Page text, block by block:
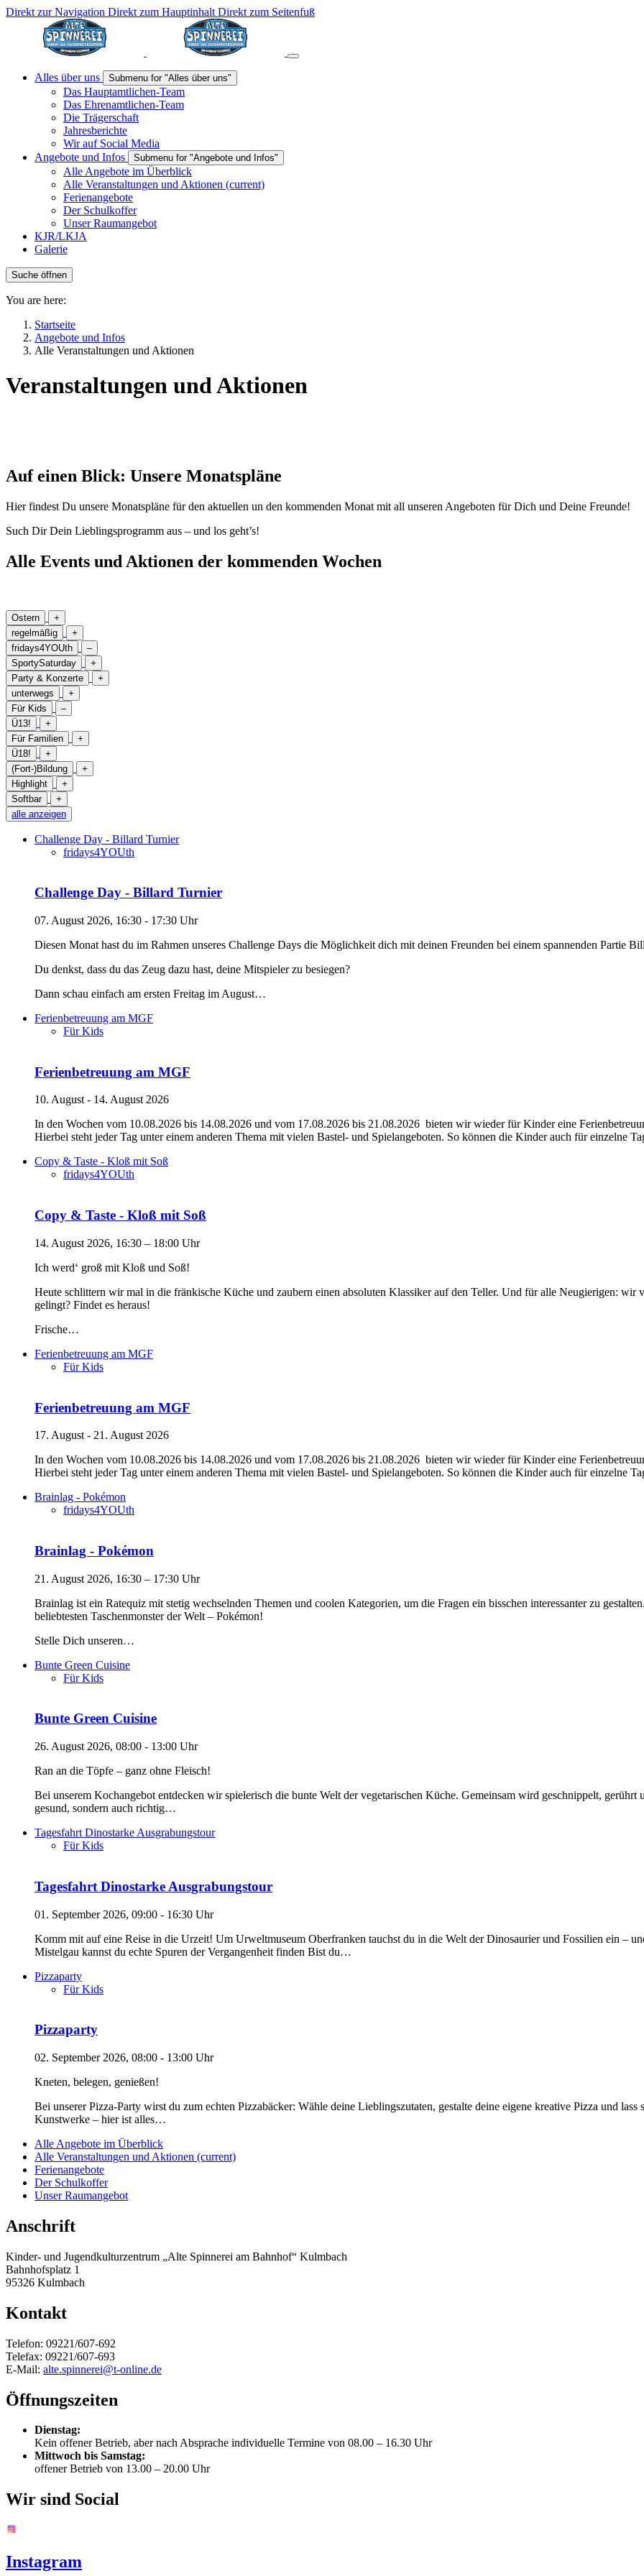
Direkt zur Navigation Direkt zum Hauptinhalt Direkt zum Seitenfuß
Alles über uns Submenu for "Alles über uns"
Das Hauptamtlichen-Team
Das Ehrenamtlichen-Team
Die Trägerschaft
Jahresberichte
Wir auf Social Media
Angebote und Infos
Submenu for "Angebote und Infos"
Alle Angebote im Überblick
Alle Veranstaltungen und Aktionen (current)
Ferienangebote
Der Schulkoffer
Unser Raumangebot
KJR/LKJA
Galerie
Suche öffnen
You are here:
Startseite
Angebote und Infos
Alle Veranstaltungen und Aktionen
Veranstaltungen und Aktionen
Auf einen Blick: Unsere Monatspläne
Hier findest Du unsere Monatspläne für den aktuellen un den kommenden Monat mit all unseren Angeboten für Dich und Deine Freunde!
Such Dir Dein Lieblingsprogramm aus – und los geht’s!
Alle Events und Aktionen der kommenden Wochen
Ostern
+
regelmäßig
+
fridays4YOUth
–
SportySaturday
+
Party & Konzerte
+
unterwegs
+
Für Kids
–
Ü13!
+
Für Familien
+
Ü18!
+
(Fort-)Bildung
+
Highlight
+
Softbar
+
alle anzeigen
Challenge Day - Billard Turnier
fridays4YOUth
Challenge Day - Billard Turnier
07. August 2026, 16:30 - 17:30 Uhr
Diesen Monat hast du im Rahmen unseres Challenge Days die Möglichkeit dich mit deinen Freunden bei einem spannenden Partie
Du denkst, dass du das Zeug dazu hast, deine Mitspieler zu besiegen?
Dann schau einfach am ersten Freitag im August…
Ferienbetreuung am MGF
Für Kids
Ferienbetreuung am MGF
10. August - 14. August 2026
In den Wochen vom 10.08.2026 bis 14.08.2026 und vom 17.08.2026 bis 21.08.2026 bieten wir wieder für Kinder eine
Hierbei steht jeder Tag unter einem anderen Thema mit vielen Bastel- und Spielangeboten. So können die Kinder auch für einzelne
Copy & Taste - Kloß mit Soß
fridays4YOUth
Copy & Taste - Kloß mit Soß
14. August 2026, 16:30 – 18:00 Uhr
Ich werd‘ groß mit Kloß und Soß!
Heute schlittern wir mal in die fränkische Küche und zaubern einen absoluten Klassiker auf den Teller. Und für alle Neugierigen: wir
gelingt? Findet es heraus!
Frische…
Ferienbetreuung am MGF
Für Kids
Ferienbetreuung am MGF
17. August - 21. August 2026
In den Wochen vom 10.08.2026 bis 14.08.2026 und vom 17.08.2026 bis 21.08.2026 bieten wir wieder für Kinder eine
Hierbei steht jeder Tag unter einem anderen Thema mit vielen Bastel- und Spielangeboten. So können die Kinder auch für einzelne
Brainlag - Pokémon
fridays4YOUth
Brainlag - Pokémon
21. August 2026, 16:30 – 17:30 Uhr
Brainlag ist ein Ratequiz mit stetig wechselnden Themen und coolen Kategorien, um die Fragen ein bisschen interessanter zu
beliebtesten Taschenmonster der Welt – Pokémon!
Stelle Dich unseren…
Bunte Green Cuisine
Für Kids
Bunte Green Cuisine
26. August 2026, 08:00 - 13:00 Uhr
Ran an die Töpfe – ganz ohne Fleisch!
Bei unserem Kochangebot entdecken wir spielerisch die bunte Welt der vegetarischen Küche. Gemeinsam wird geschnippelt,
gesund, sondern auch richtig…
Tagesfahrt Dinostarke Ausgrabungstour
Für Kids
Tagesfahrt Dinostarke Ausgrabungstour
01. September 2026, 09:00 - 16:30 Uhr
Komm mit auf eine Reise in die Urzeit! Um Urweltmuseum Oberfranken tauchst du in die Welt der Dinosaurier und Fossilien ein –
Mistelgau kannst du echte Spuren der Vergangenheit finden Bist du…
Pizzaparty
Für Kids
Pizzaparty
02. September 2026, 08:00 - 13:00 Uhr
Kneten, belegen, genießen!
Bei unserer Pizza-Party wirst du zum echten Pizzabäcker: Wähle deine Lieblingszutaten, gestalte deine eigene kreative Pizza und
Kunstwerke – hier ist alles…
Alle Angebote im Überblick
Alle Veranstaltungen und Aktionen (current)
Ferienangebote
Der Schulkoffer
Unser Raumangebot
Anschrift
Kinder- und Jugendkulturzentrum „Alte Spinnerei am Bahnhof“ Kulmbach
Bahnhofsplatz 1
95326 Kulmbach
Kontakt
Telefon: 09221/607-692
Telefax: 09221/607-693
E-Mail: alte.spinnerei@t-online.de
Öffnungszeiten
Dienstag:
Kein offener Betrieb, aber nach Absprache individuelle Termine von 08.00 – 16.30 Uhr
Mittwoch bis Samstag:
offener Betrieb von 13.00 – 20.00 Uhr
Wir sind Social
Instagram